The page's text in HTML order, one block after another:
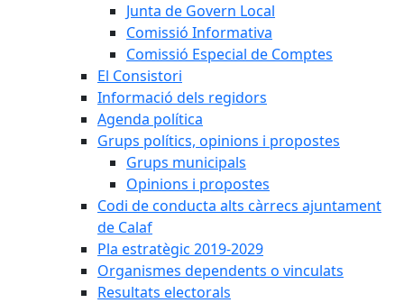
Junta de Govern Local
Comissió Informativa
Comissió Especial de Comptes
El Consistori
Informació dels regidors
Agenda política
Grups polítics, opinions i propostes
Grups municipals
Opinions i propostes
Codi de conducta alts càrrecs ajuntament
de Calaf
Pla estratègic 2019-2029
Organismes dependents o vinculats
Resultats electorals